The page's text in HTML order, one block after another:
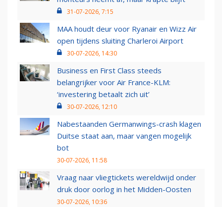
31-07-2026, 7:15
MAA houdt deur voor Ryanair en Wizz Air
open tijdens sluiting Charleroi Airport
30-07-2026, 14:30
Business en First Class steeds
belangrijker voor Air France-KLM:
‘investering betaalt zich uit’
30-07-2026, 12:10
Nabestaanden Germanwings-crash klagen
Duitse staat aan, maar vangen mogelijk
bot
30-07-2026, 11:58
Vraag naar vliegtickets wereldwijd onder
druk door oorlog in het Midden-Oosten
30-07-2026, 10:36